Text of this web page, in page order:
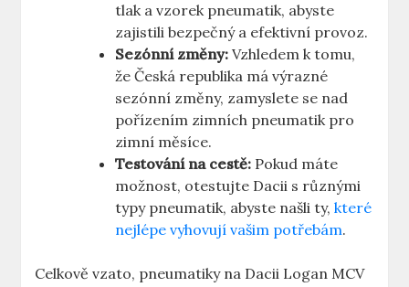
tlak a vzorek pneumatik, abyste
zajistili bezpečný a efektivní provoz.
Sezónní změny: Vzhledem k tomu,
že Česká republika má výrazné
sezónní změny, zamyslete se nad
pořízením zimních pneumatik pro
zimní měsíce.
Testování na cestě: Pokud máte
možnost, otestujte Dacii s různými
typy pneumatik, abyste našli ty,které
nejlépe vyhovují vašim potřebám.
Celkově vzato, pneumatiky na Dacii Logan MCV